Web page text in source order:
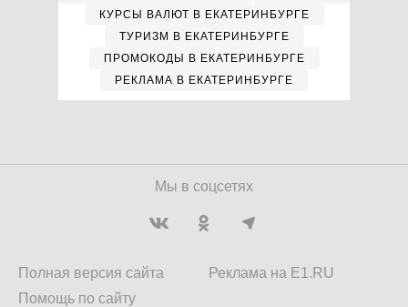
КУРСЫ ВАЛЮТ В ЕКАТЕРИНБУРГЕ
ТУРИЗМ В ЕКАТЕРИНБУРГЕ
ПРОМОКОДЫ В ЕКАТЕРИНБУРГЕ
РЕКЛАМА В ЕКАТЕРИНБУРГЕ
Мы в соцсетях
Полная версия сайта
Помощь по сайту
Реклама на E1.RU